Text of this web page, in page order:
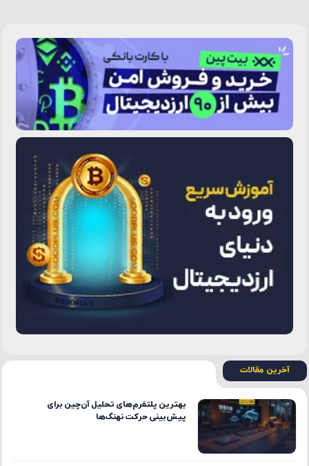
آخرین مقالات
بهترین پلتفرم‌های تحلیل آن‌چین برای
پیش‌بینی حرکت نهنگ‌ها